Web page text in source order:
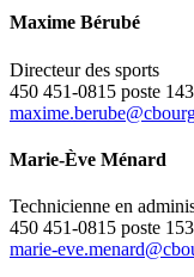
Maxime Bérubé
Directeur des sports
450 451-0815 poste
Marie-Ève Ménard
Technicienne en
450 451-0815 poste
marie-